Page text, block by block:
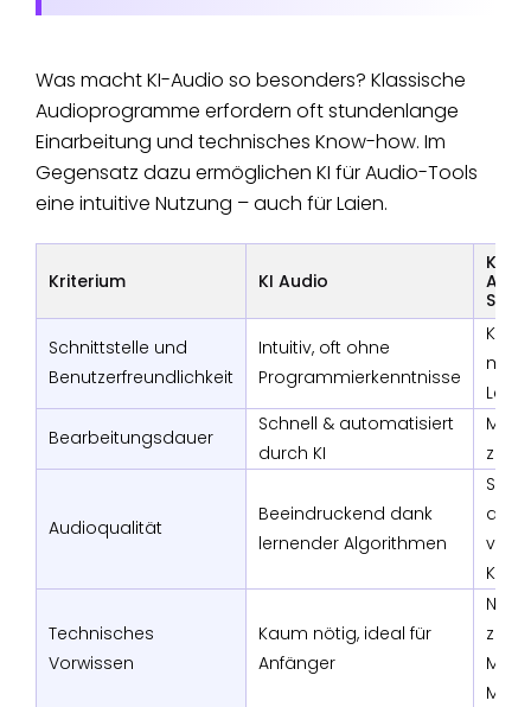
Was macht KI-Audio so besonders? Klassische
Audioprogramme erfordern oft stundenlange
Einarbeitung und technisches Know-how. Im
Gegensatz dazu ermöglichen KI für Audio-Tools
eine intuitive Nutzung – auch für Laien.
Kriterium KI Audio
Schnittstelle und
Benutzerfreundlichkeit
Intuitiv, oft ohne
Programmierkenntnisse
mit
Bearbeitungsdauer
Schnell & automatisiert
durch KI
Audioqualität
Beeindruckend dank
lernender Algorithmen
Sehr
vom
Technisches
Vorwissen
Kaum nötig, ideal für
Anfänger
z. B.